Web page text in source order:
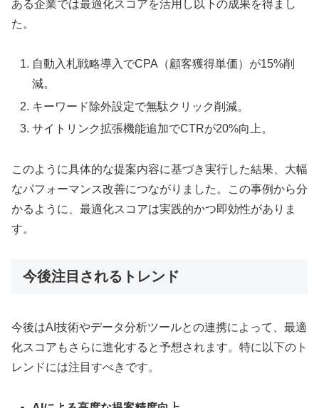
ある企業では最適化スコアを活用し以下の成果を得まし
た。
自動入札戦略導入でCPA（顧客獲得単価）が15%削
減。
キーワード除外設定で無駄クリック削減。
サイトリンク拡張機能追加でCTRが20%向上。
このように具体的な提案内容に基づき実行した結果、大幅
なパフォーマンス改善につながりました。この事例から分
かるように、最適化スコアは実践的かつ即効性がありま
す。
今後注目されるトレンド
今後はAI技術やデータ分析ツールとの連携によって、最適
化スコアもさらに進化すると予想されます。特に以下のト
レンドには注目すべきです。